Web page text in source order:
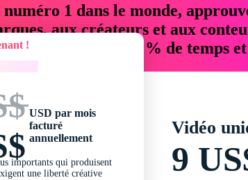
1 dans le monde,
aux créateurs et aux
jusqu'à 76 % de temps
USD par mois
facturé
annuellement
importants qui produisent
une liberté créative
Vidéo
9